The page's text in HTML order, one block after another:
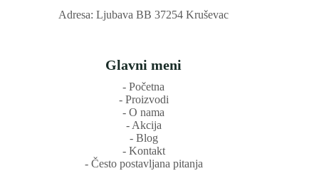
Adresa: Ljubava BB 37254 Kruševac
Glavni meni
‐ Početna
‐ Proizvodi
‐ O nama
‐ Akcija
‐ Blog
‐ Kontakt
‐ Često postavljana pitanja